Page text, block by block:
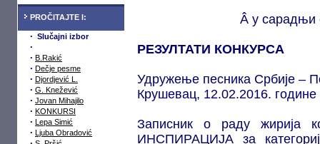
PROČITAJTE I:
· Slučajni izbor
·
· B.Rakić
· Dečje pesme
· Djordjević L.
· G. Knežević
· Jovan Mihajilo
· KONKURSI
· Lepa Simić
· Ljuba Obradović
Â у сарадњи
РЕЗУЛТАТИ КОНКУРСА
Удружење песника Србије –
Крушевац, 12.02.2016. године
Записник о раду
ИНСПИРАЦИЈА за